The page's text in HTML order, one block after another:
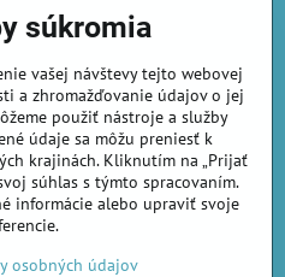
súkromia
vašej návštevy tejto webovej
a zhromažďovanie údajov o jej
použiť nástroje a služby
údaje sa môžu preniesť k
krajinách. Kliknutím na „Prijať
súhlas s týmto spracovaním.
informácie alebo upraviť svoje
osobných údajov